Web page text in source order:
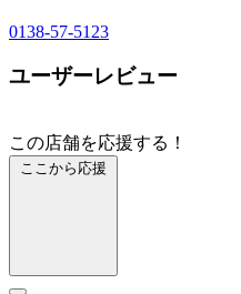
0138-57-5123
ユーザーレビュー
この店舗を応援する！
ここから応援